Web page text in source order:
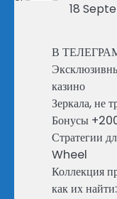
18
В
казино
Зеркала, не
Бонусы
Стратегии
Wheel
Коллекция
как их